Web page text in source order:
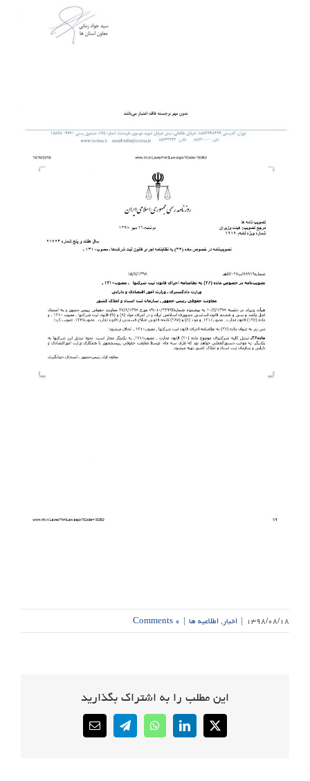
۱۳۹۸/۰۸/۱۸ | اخبار,اطلاعیه ها | ۰ Comments
این مطلب را به اشتراک بگذارید
X
LinkedIn
WhatsApp
Telegram
Email